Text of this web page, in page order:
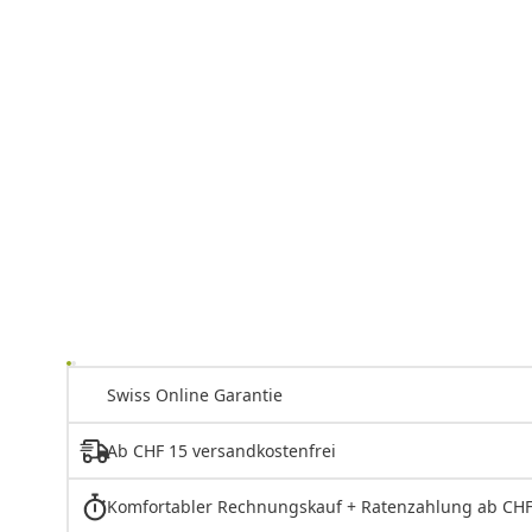
Swiss Online Garantie
Ab CHF 15 versandkostenfrei
Komfortabler Rechnungskauf + Ratenzahlung ab